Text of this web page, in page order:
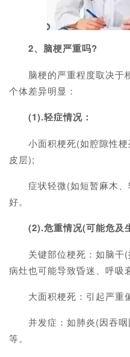
2、脑梗严重吗?
脑梗的严重程度取决于梗
个体差异明显：
(1).轻症情况：
小面积梗死(如腔隙性梗
皮层);
症状轻微(如短暂麻木、
好。
(2).危重情况(可能危及
关键部位梗死：如脑干(
病灶也可能导致昏迷、呼吸
大面积梗死：引起严重
并发症：如肺炎(因吞咽
等。